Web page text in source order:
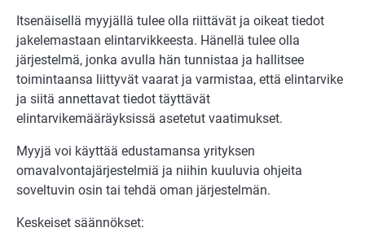
Itsenäisellä myyjällä tulee olla riittävät ja oikeat tiedot
jakelemastaan elintarvikkeesta. Hänellä tulee olla
järjestelmä, jonka avulla hän tunnistaa ja hallitsee
toimintaansa liittyvät vaarat ja varmistaa, että elintarvike
ja siitä annettavat tiedot täyttävät
elintarvikemääräyksissä asetetut vaatimukset.
Myyjä voi käyttää edustamansa yrityksen
omavalvontajärjestelmiä ja niihin kuuluvia ohjeita
soveltuvin osin tai tehdä oman järjestelmän.
Keskeiset säännökset: